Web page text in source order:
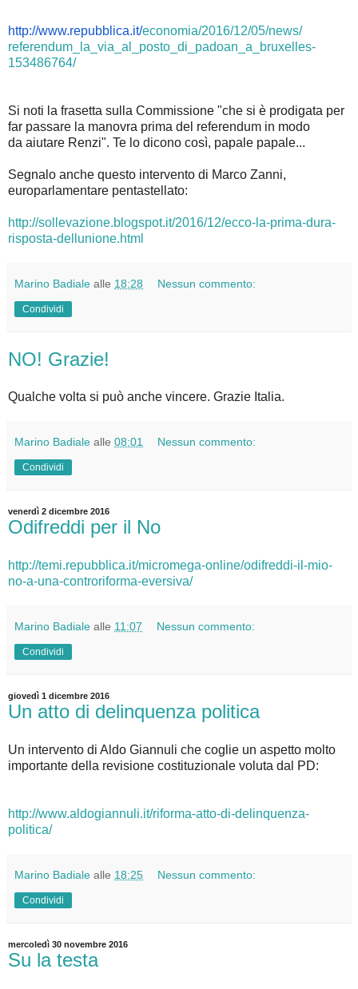
http://www.repubblica.it/economia/2016/12/05/news/
referendum_la_via_al_posto_di_ padoan_a_bruxelles-
153486764/
Si noti la frasetta sulla Commissione "che si è prodigata per
far passare la manovra prima del referendum in modo
da aiutare Renzi". Te lo dicono così, papale papale...
Segnalo anche questo intervento di Marco Zanni,
europarlamentare pentastellato:
http://sollevazione.blogspot.it/2016/12/ecco-la-prima-dura-
risposta-dellunione.html
Marino Badiale alle 18:28 Nessun commento:
Condividi
NO! Grazie!
Qualche volta si può anche vincere. Grazie Italia.
Marino Badiale alle 08:01 Nessun commento:
Condividi
venerdì 2 dicembre 2016
Odifreddi per il No
http://temi.repubblica.it/micromega-online/odifreddi-il-mio-
no-a-una-controriforma-eversiva/
Marino Badiale alle 11:07 Nessun commento:
Condividi
giovedì 1 dicembre 2016
Un atto di delinquenza politica
Un intervento di Aldo Giannuli che coglie un aspetto molto
importante della revisione costituzionale voluta dal PD:
http://www.aldogiannuli.it/riforma-atto-di-delinquenza-
politica/
Marino Badiale alle 18:25 Nessun commento:
Condividi
mercoledì 30 novembre 2016
Su la testa